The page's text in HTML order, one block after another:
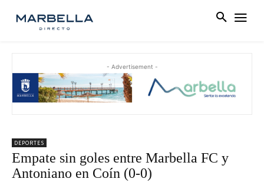
- Advertisement -
DEPORTES
Empate sin goles entre Marbella FC y
Antoniano en Coín (0-0)